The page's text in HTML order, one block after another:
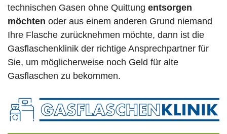
technischen Gasen ohne Quittung entsorgen
möchten oder aus einem anderen Grund niemand
Ihre Flasche zurücknehmen möchte, dann ist die
Gasflaschenklinik der richtige Ansprechpartner für
Sie, um möglicherweise noch Geld für alte
Gasflaschen zu bekommen.